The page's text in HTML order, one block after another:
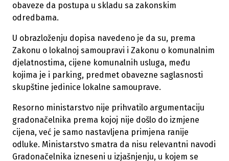
obaveze da postupa u skladu sa zakonskim
odredbama.
U obrazloženju dopisa navedeno je da su, prema
Zakonu o lokalnoj samoupravi i Zakonu o komunalnim
djelatnostima, cijene komunalnih usluga, među
kojima je i parking, predmet obavezne saglasnosti
skupštine jedinice lokalne samouprave.
Resorno ministarstvo nije prihvatilo argumentaciju
gradonačelnika prema kojoj nije došlo do izmjene
cijena, već je samo nastavljena primjena ranije
odluke. Ministarstvo smatra da nisu relevantni navodi
Gradonačelnika izneseni u izjašnjenju, u kojem se